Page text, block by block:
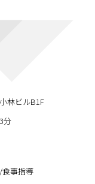
林ビルB1F
分
事指導